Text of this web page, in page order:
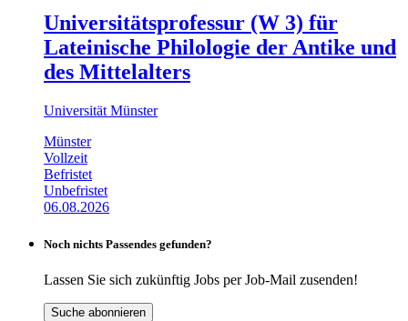
Universitätsprofessur (W 3) für
Lateinische Philologie der Antike und
des Mittelalters
Universität Münster
Münster
Vollzeit
Befristet
Unbefristet
06.08.2026
Noch nichts Passendes gefunden?
Lassen Sie sich zukünftig Jobs per Job-Mail zusenden!
Suche abonnieren